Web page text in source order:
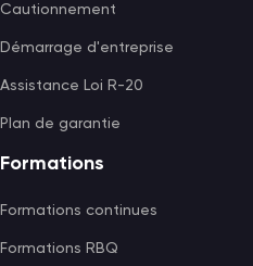
Cautionnement
Démarrage d'entreprise
Assistance Loi R-20
Plan de garantie
Formations
Formations continues
Formations RBQ